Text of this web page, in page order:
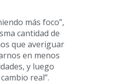
más foco”,
cantidad de
que averiguar
en menos
y luego
real”.